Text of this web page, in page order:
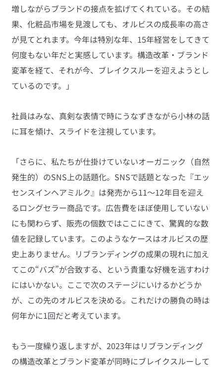
増しながらブランドの接点を拡げてくれている。その結
果、化粧品市場を見渡しても、オルビスの成長率の高さ
が見てとれます。今年は特別な年、15年経営をしてきて
何度もない年だと実感しています。構造改革・ブランド
変革を経て、それが今、ブレイクスルーを迎えようとし
ているのです。」
社員はみな、真剣な表情で時にうなずきながら小林の話
に耳を傾け、スライドを注視しています。
「さらに、私たちが仕掛けていないオーガニック（自然
発生的）のSNS上の話題化。SNSで話題となった『エッ
センスインヘアミルク』は発売から11～12年目を迎え
るロングセラー商品です。広告費をほぼ使用していない
にも関わらず、販売の個数ではここにきて、驚異的な数
値を記録しています。このようなケースはオルビスの歴
史上ありません。リブランディングの成果の現れに加え
てこの“バズ”が合致する、という貴重な好機を逃すわけ
にはいかない。ここで次のステージにいけるかどうか
が、この先のオルビスを決める。これだけの勝負の時は
何年かに1回だと考えています。
もう一度繰り返しますが、2023年はリブランディング
の構造改革とブランド変革が同時にブレイクスルーして